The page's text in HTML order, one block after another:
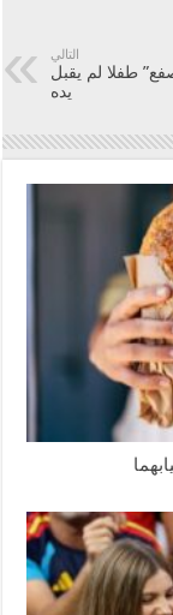
التالي
طفلا لم يقبل
يده